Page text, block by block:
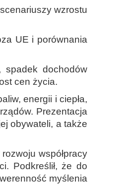
wzrostu
UE i porównania
spadek dochodów
cen życia.
energii i ciepła,
Prezentacja
obywateli, a także
współpracy
Podkreślił, że do
myślenia